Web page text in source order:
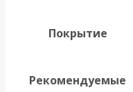
Покрытие
Рекомендуемые